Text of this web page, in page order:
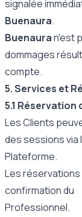
signalée
Buenaura.
Buenauran'est
dommages
compte.
5. Services et
5.1 Réservation
Les Clients
des sessions via
Plateforme.
Les réservations
confirmation du
Professionnel.